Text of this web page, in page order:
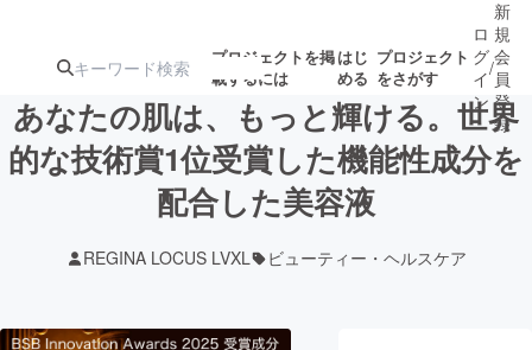
プロジェクトを掲
載するには
はじ
める
プロジェクト
をさがす
注目のリ 注目の新着プロ募集終了が近いプ
ロ
グ
イ
ン
/
新
規
会
員
登
録
あなたの肌は、もっと輝ける。世界
的な技術賞1位受賞した機能性成分を
配合した美容液
REGINA LOCUS LVXL ビューティー・ヘルスケア